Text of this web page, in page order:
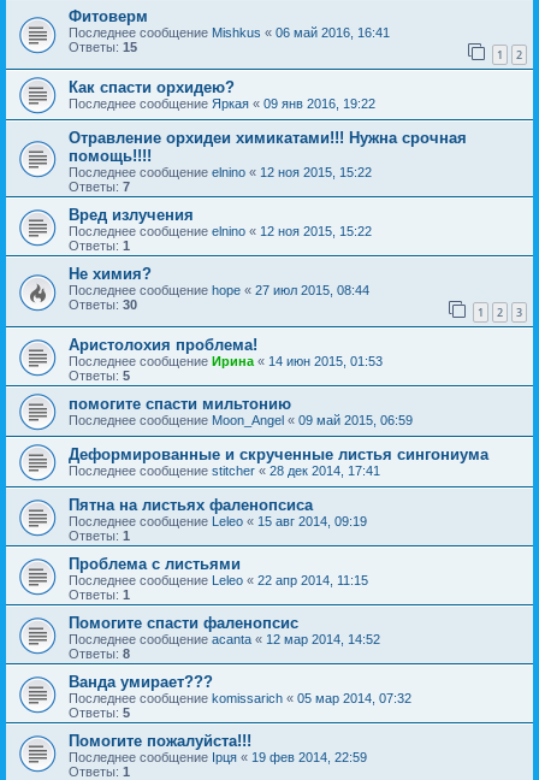
Фитоверм
Последнее сообщение Mishkus « 06 май 2016, 16:41
Ответы: 15 1 2
Как спасти орхидею?
Последнее сообщение Яркая « 09 янв 2016, 19:22
Отравление орхидеи химикатами!!! Нужна срочная
помощь!!!!
Последнее сообщение elnino « 12 ноя 2015, 15:22
Ответы: 7
Вред излучения
Последнее сообщение elnino « 12 ноя 2015, 15:22
Ответы: 1
Не химия?
Последнее сообщение hope « 27 июл 2015, 08:44
Ответы: 30 1 2 3
Аристолохия проблема!
Последнее сообщение Ирина « 14 июн 2015, 01:53
Ответы: 5
помогите спасти мильтонию
Последнее сообщение Moon_Angel « 09 май 2015, 06:59
Деформированные и скрученные листья сингониума
Последнее сообщение stitcher « 28 дек 2014, 17:41
Пятна на листьях фаленопсиса
Последнее сообщение Leleo « 15 авг 2014, 09:19
Ответы: 1
Проблема с листьями
Последнее сообщение Leleo « 22 апр 2014, 11:15
Ответы: 1
Помогите спасти фаленопсис
Последнее сообщение acanta « 12 мар 2014, 14:52
Ответы: 8
Ванда умирает???
Последнее сообщение komissarich « 05 мар 2014, 07:32
Ответы: 5
Помогите пожалуйста!!!
Последнее сообщение Ірця « 19 фев 2014, 22:59
Ответы: 1